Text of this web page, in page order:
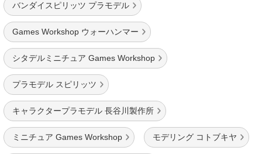
バンダイスピリッツ プラモデル
Games Workshop ウォーハンマー
シタデルミニチュア Games Workshop
プラモデル スピリッツ
キャラクタープラモデル 長谷川製作所
ミニチュア Games Workshop モデリング コトブキヤ